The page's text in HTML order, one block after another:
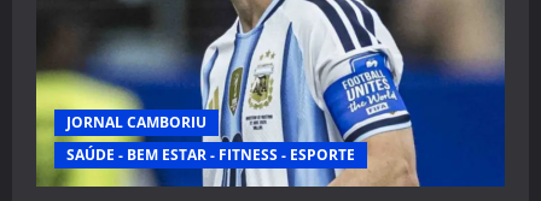
JORNAL CAMBORIU
SAÚDE - BEM ESTAR - FITNESS - ESPORTE